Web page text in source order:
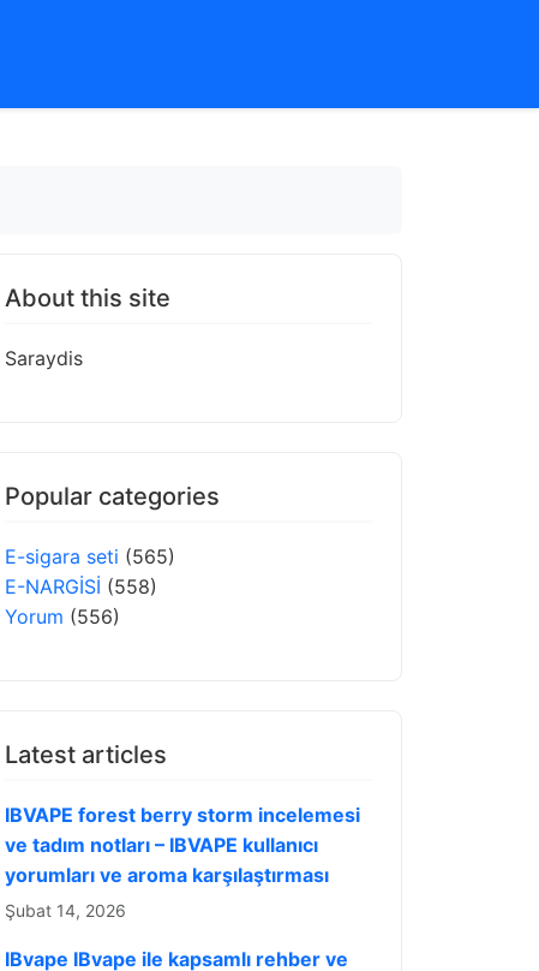
About this site
Saraydis
Popular categories
E-sigara seti (565)
E-NARGİSİ (558)
Yorum (556)
Latest articles
IBVAPE forest berry storm incelemesi
ve tadım notları – IBVAPE kullanıcı
yorumları ve aroma karşılaştırması
Şubat 14, 2026
IBvape IBvape ile kapsamlı rehber ve